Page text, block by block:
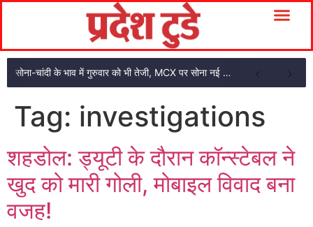
सोना-चांदी के भाव में गुरुवार को भी तेजी, MCX पर सोना नई उचाई पर
Tag: investigations
शहडोल: ड्यूटी के दौरान कॉन्स्टेबल ने
खुद को मारी गोली, मोबाइल विवाद बना
वजह!